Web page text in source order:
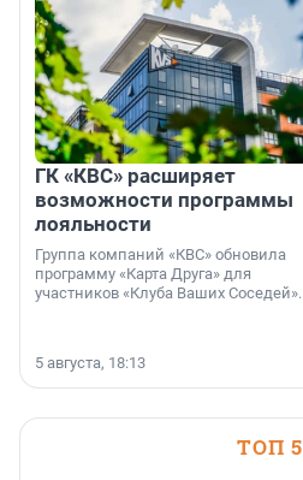
ГК «КВС» расширяет
возможности программы
лояльности
Группа компаний «КВС» обновила
программу «Карта Друга» для
участников «Клуба Ваших Соседей».
5 августа, 18:13
ТОП 5